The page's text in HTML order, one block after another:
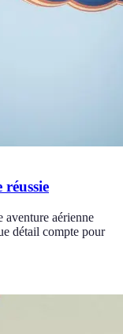
réussie
aventure aérienne
détail compte pour